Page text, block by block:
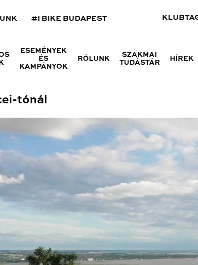
#I BIKE BUDAPEST
ESEMÉNYEK
ÉS
KAMPÁNYOK
RÓLUNK
SZAKMAI
TUDÁSTÁR
HÍREK
tónál